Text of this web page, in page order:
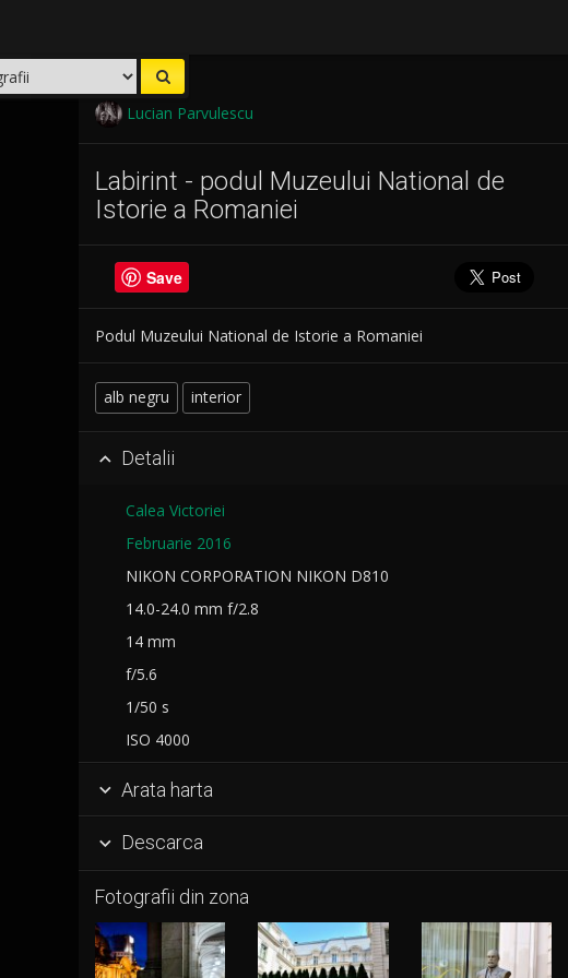
Lucian Parvulescu
Labirint - podul Muzeului National de
Istorie a Romaniei
Save
Podul Muzeului National de Istorie a Romaniei
alb negru interior
 Detalii
Calea Victoriei
Februarie 2016
NIKON CORPORATION NIKON D810
14.0-24.0 mm f/2.8
14 mm
f/5.6
1/50 s
ISO 4000
 Arata harta
 Descarca
Fotografii din zona